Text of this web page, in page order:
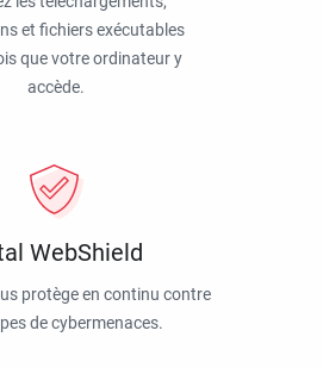
et fichiers exécutables
que votre ordinateur y
accède.
WebShield
protège en continu contre
de cybermenaces.